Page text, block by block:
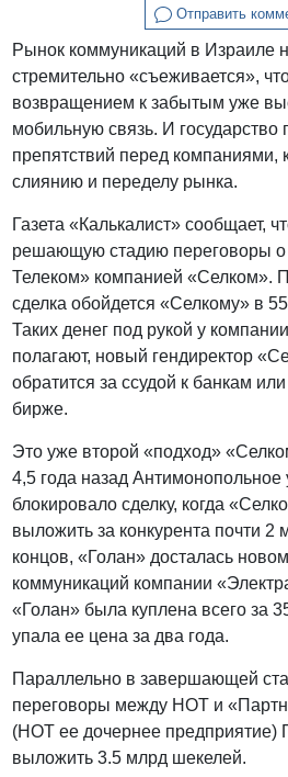
Отправить
Рынок коммуникаций в Израиле
стремительно «съеживается»,
возвращением к забытым уже
мобильную связь. И государство
препятствий перед компаниями,
слиянию и переделу рынка.
Газета «Калькалист» сообщает,
решающую стадию переговоры о
Телеком» компанией «Селком».
сделка обойдется «Селкому» в
Таких денег под рукой у
полагают, новый гендиректор
обратится за ссудой к банкам
бирже.
Это уже второй «подход»
4,5 года назад Антимонопольное
блокировало сделку, когда
выложить за конкурента почти
концов, «Голан» досталась
коммуникаций компании
«Голан» была куплена всего за
упала ее цена за два года.
Параллельно в завершающей
переговоры между НОТ и
(НОТ ее дочернее предприятие)
выложить 3.5 млрд шекелей.